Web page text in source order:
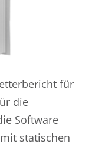
für
die
Software
statischen